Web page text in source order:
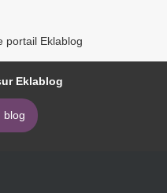
portail Eklablog
Eklablog
blog